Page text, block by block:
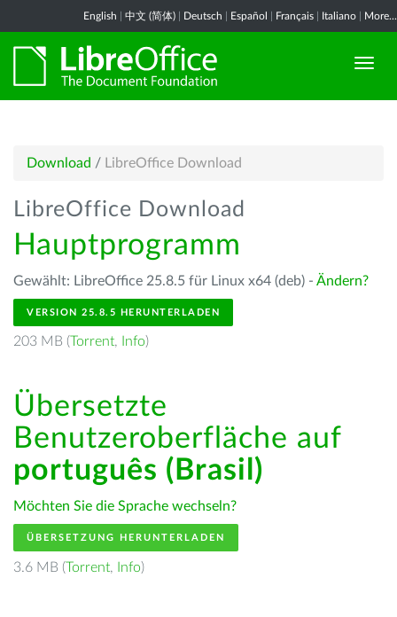
English 中文 (简体) Deutsch Español Français Italiano More...
Download / LibreOffice Download
LibreOffice Download
Hauptprogramm
Gewählt: LibreOffice 25.8.5 für Linux x64 (deb) - Ändern?
VERSION 25.8.5 HERUNTERLADEN
203 MB (Torrent, Info)
Übersetzte
Benutzeroberfläche auf
português (Brasil)
Möchten Sie die Sprache wechseln?
ÜBERSETZUNG HERUNTERLADEN
3.6 MB (Torrent, Info)